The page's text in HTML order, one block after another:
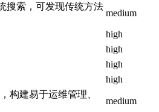
搜索，可发现传统方法
medium
high
high
high
high
构建易于运维管理、
medium